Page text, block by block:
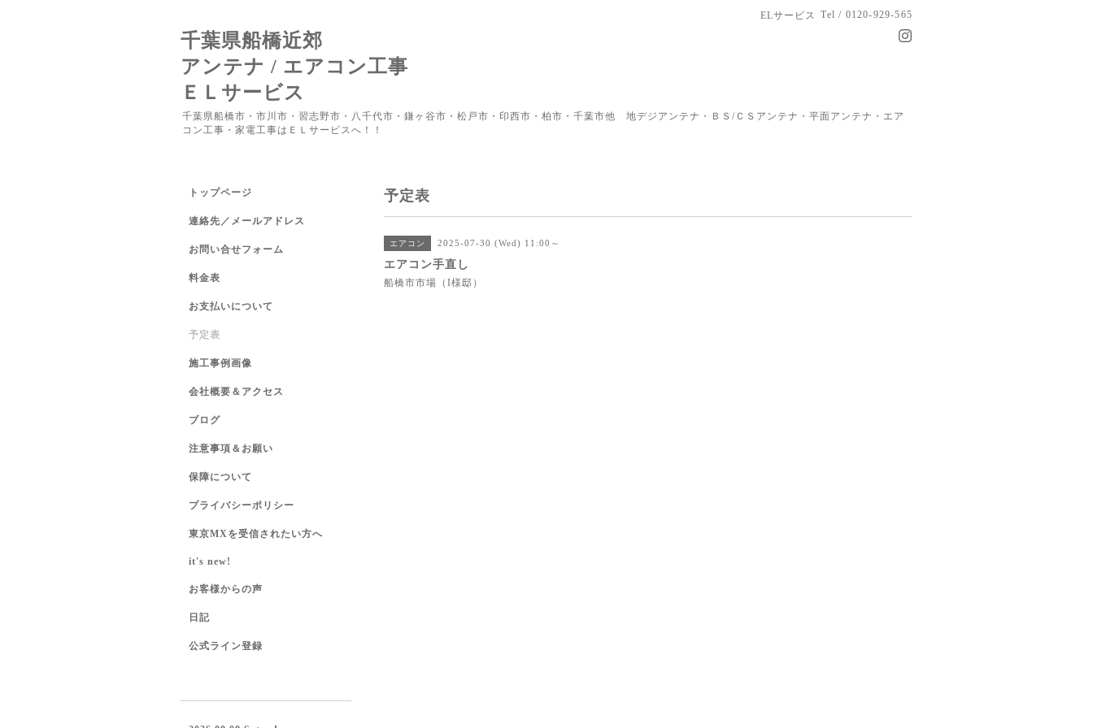
ELサービス Tel / 0120-929-565
千葉県船橋近郊
アンテナ / エアコン工事
ＥＬサービス
千葉県船橋市・市川市・習志野市・八千代市・鎌ヶ谷市・松戸市・印西市・柏市・千葉市他 地デジアンテナ・ＢＳ/ＣＳアンテナ・平面アンテナ・エア
コン工事・家電工事はＥＬサービスへ！！
予定表
エアコン 2025-07-30 (Wed) 11:00～
エアコン手直し
船橋市市場（I様邸）
トップページ
連絡先／メールアドレス
お問い合せフォーム
料金表
お支払いについて
予定表
施工事例画像
会社概要＆アクセス
ブログ
注意事項＆お願い
保障について
プライバシーポリシー
東京MXを受信されたい方へ
it's new!
お客様からの声
日記
公式ライン登録